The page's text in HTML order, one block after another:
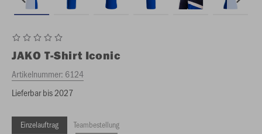
JAKO T-Shirt Iconic
Artikelnummer: 6124
Lieferbar bis 2027
Einzelauftrag Teambestellung